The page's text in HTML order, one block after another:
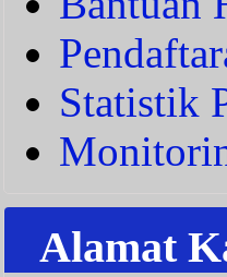
Statistik
Alamat